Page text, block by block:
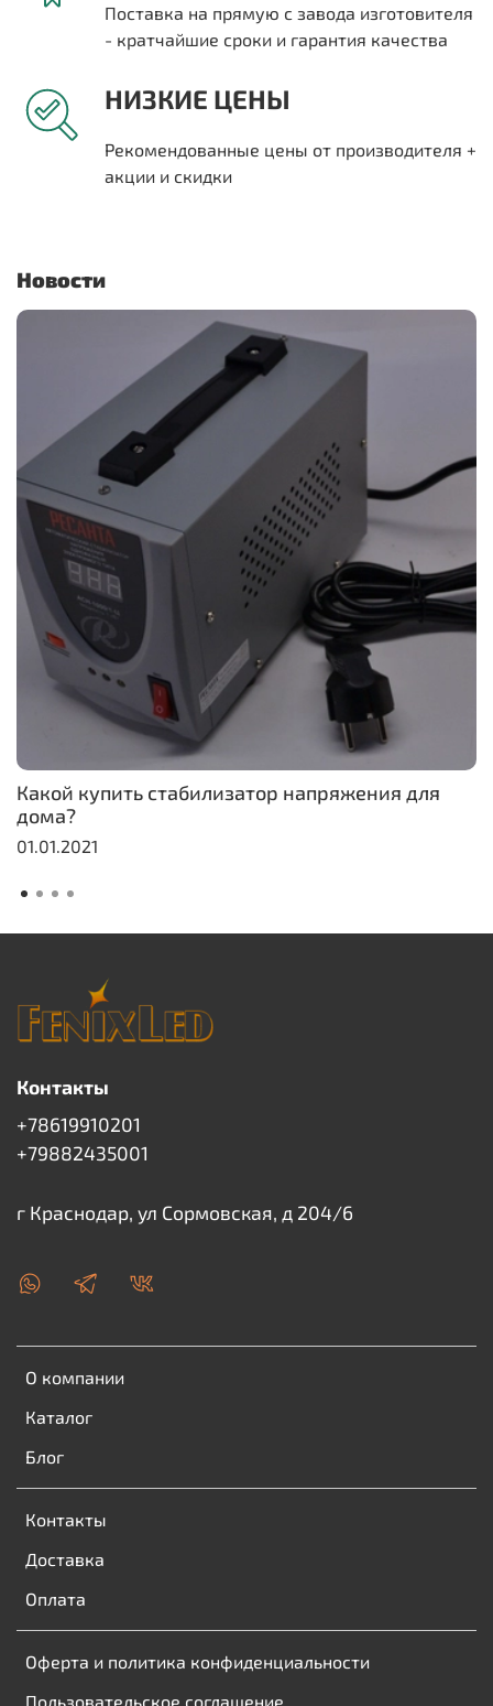
Поставка на прямую с завода изготовителя
- кратчайшие сроки и гарантия качества
НИЗКИЕ ЦЕНЫ
Рекомендованные цены от производителя +
акции и скидки
Новости
Какой купить стабилизатор напряжения для
дома?
01.01.2021
О компании
Каталог
Блог
Контакты
Доставка
Оплата
Оферта и политика конфиденциальности
Пользовательское соглашение
Контакты
+78619910201
+79882435001
г Краснодар, ул Сормовская, д 204/6